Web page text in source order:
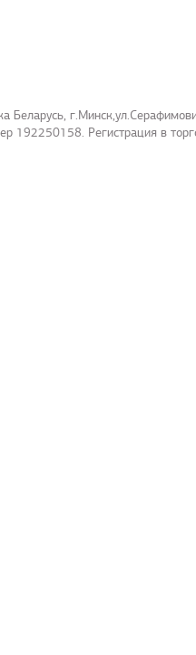
192250158. Регистрация в